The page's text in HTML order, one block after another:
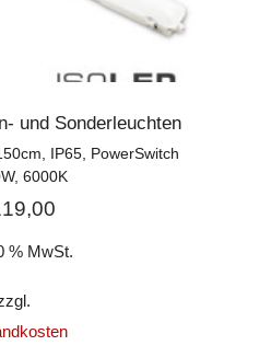
und Sonderleuchten
IP65, PowerSwitch
6000K
% MwSt.